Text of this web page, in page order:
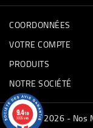
COORDONNÉES
VOTRE COMPTE
PRODUITS
NOTRE SOCIÉTÉ
© 2026 - Nos
9.4/10
3335 avis